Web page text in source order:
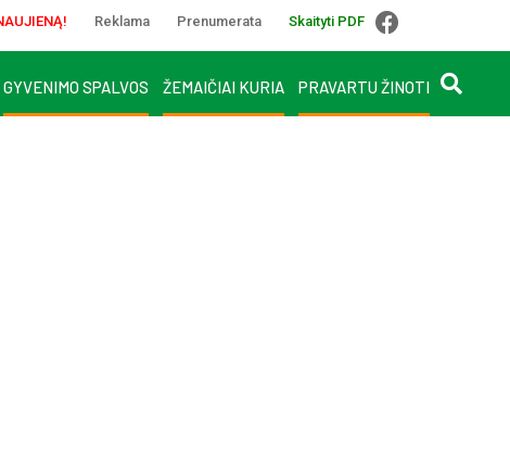
Reklama Prenumerata Skaityti PDF
GYVENIMO SPALVOS ŽEMAIČIAI KURIA PRAVARTU ŽINOTI